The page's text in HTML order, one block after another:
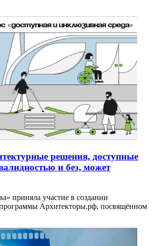
решения, доступные
и без, может
приняла участие в создании
программы Архитекторы.рф, посвящённом